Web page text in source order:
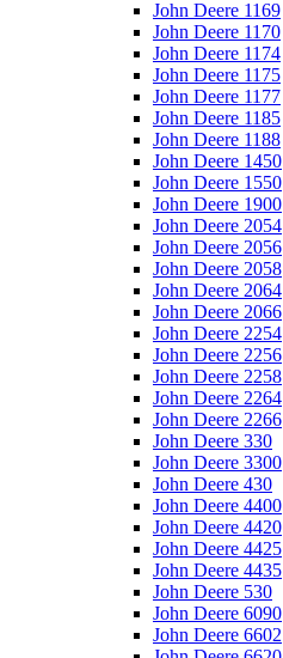
John Deere 1169
John Deere 1170
John Deere 1174
John Deere 1175
John Deere 1177
John Deere 1185
John Deere 1188
John Deere 1450
John Deere 1550
John Deere 1900
John Deere 2054
John Deere 2056
John Deere 2058
John Deere 2064
John Deere 2066
John Deere 2254
John Deere 2256
John Deere 2258
John Deere 2264
John Deere 2266
John Deere 330
John Deere 3300
John Deere 430
John Deere 4400
John Deere 4420
John Deere 4425
John Deere 4435
John Deere 530
John Deere 6090
John Deere 6602